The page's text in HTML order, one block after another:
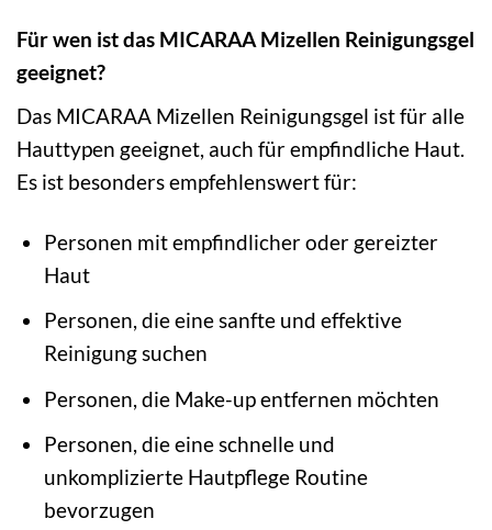
Für wen ist das MICARAA Mizellen Reinigungsgel
geeignet?
Das MICARAA Mizellen Reinigungsgel ist für alle
Hauttypen geeignet, auch für empfindliche Haut.
Es ist besonders empfehlenswert für:
Personen mit empfindlicher oder gereizter
Haut
Personen, die eine sanfte und effektive
Reinigung suchen
Personen, die Make-up entfernen möchten
Personen, die eine schnelle und
unkomplizierte Hautpflege Routine
bevorzugen